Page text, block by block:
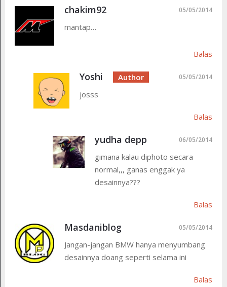
chakim92 05/05/2014
mantap…
Balas
Yoshi 05/05/2014
josss
Balas
yudha depp 06/05/2014
gimana kalau diphoto secara
normal,,, ganas enggak ya
desainnya???
Balas
Masdaniblog 05/05/2014
Jangan-jangan BMW hanya menyumbang
desainnya doang seperti selama ini
Balas